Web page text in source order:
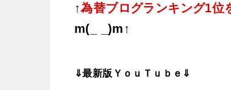
↑為替ブログランキング1位
m(_ _)m↑
⇓最新版ＹｏｕＴｕｂｅ⇓